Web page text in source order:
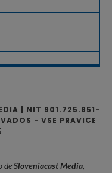
| NIT 901.725.851-
- VSE PRAVICE
deSloveniacast Media,